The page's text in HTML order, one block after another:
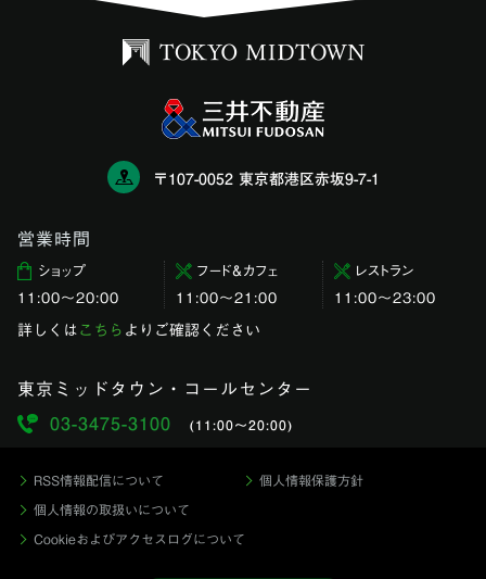
〒107-0052 東京都港区赤坂9-7-1
営業時間
ショップ
11:00〜20:00
フード＆カフェ
11:00～21:00
レストラン
11:00〜23:00
詳しくは こちら よりご確認ください
東京ミッドタウン・コールセンター
03-3475-3100
(11:00〜20:00)
RSS情報配信について 個人情報保護方針
個人情報の取扱いについて
Cookieおよびアクセスログについて